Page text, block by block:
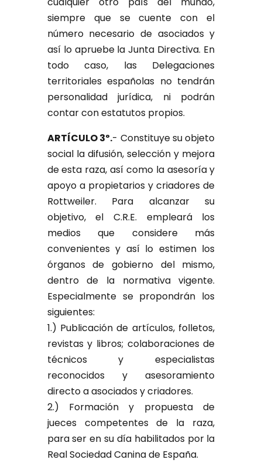
siempre que se cuente con el
número necesario de asociados y
así lo apruebe la Junta Directiva. En
todo caso, las Delegaciones
territoriales españolas no tendrán
personalidad jurídica, ni podrán
contar con estatutos propios.
ARTÍCULO 3º.- Constituye su objeto
social la difusión, selección y mejora
de esta raza, así como la asesoría y
apoyo a propietarios y criadores de
Rottweiler. Para alcanzar su
objetivo, el C.R.E. empleará los
medios que considere más
convenientes y así lo estimen los
órganos de gobierno del mismo,
dentro de la normativa vigente.
Especialmente se propondrán los
siguientes:
1.) Publicación de artículos, folletos,
revistas y libros; colaboraciones de
técnicos y especialistas
reconocidos y asesoramiento
directo a asociados y criadores.
2.) Formación y propuesta de
jueces competentes de la raza,
para ser en su día habilitados por la
Real Sociedad Canina de España.